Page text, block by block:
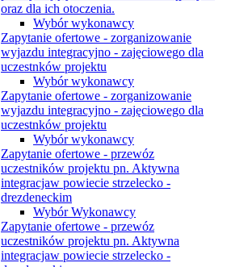
oraz dla ich otoczenia.
Wybór wykonawcy
Zapytanie ofertowe - zorganizowanie
wyjazdu integracyjno - zajęciowego dla
uczestnków projektu
Wybór wykonawcy
Zapytanie ofertowe - zorganizowanie
wyjazdu integracyjno - zajęciowego dla
uczestnków projektu
Wybór wykonawcy
Zapytanie ofertowe - przewóz
uczestników projektu pn. Aktywna
integracjaw powiecie strzelecko -
drezdeneckim
Wybór Wykonawcy
Zapytanie ofertowe - przewóz
uczestników projektu pn. Aktywna
integracjaw powiecie strzelecko -